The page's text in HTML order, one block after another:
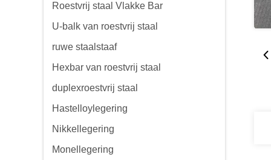
Roestvrij staal Vlakke Bar
U-balk van roestvrij staal
ruwe staalstaaf
Hexbar van roestvrij staal
duplexroestvrij staal
Hastelloylegering
Nikkellegering
Monellegering